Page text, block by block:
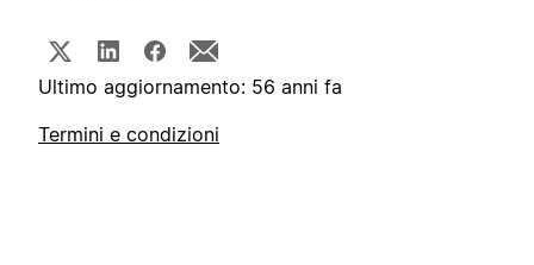
Ultimo aggiornamento: 56 anni fa
Termini e condizioni